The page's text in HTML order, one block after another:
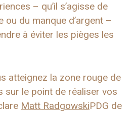
– qu’il s’agisse de
ou du manque d’argent –
à éviter les pièges les
atteignez la zone rouge de
sur le point de réaliser vos
Matt RadgowskiPDG de